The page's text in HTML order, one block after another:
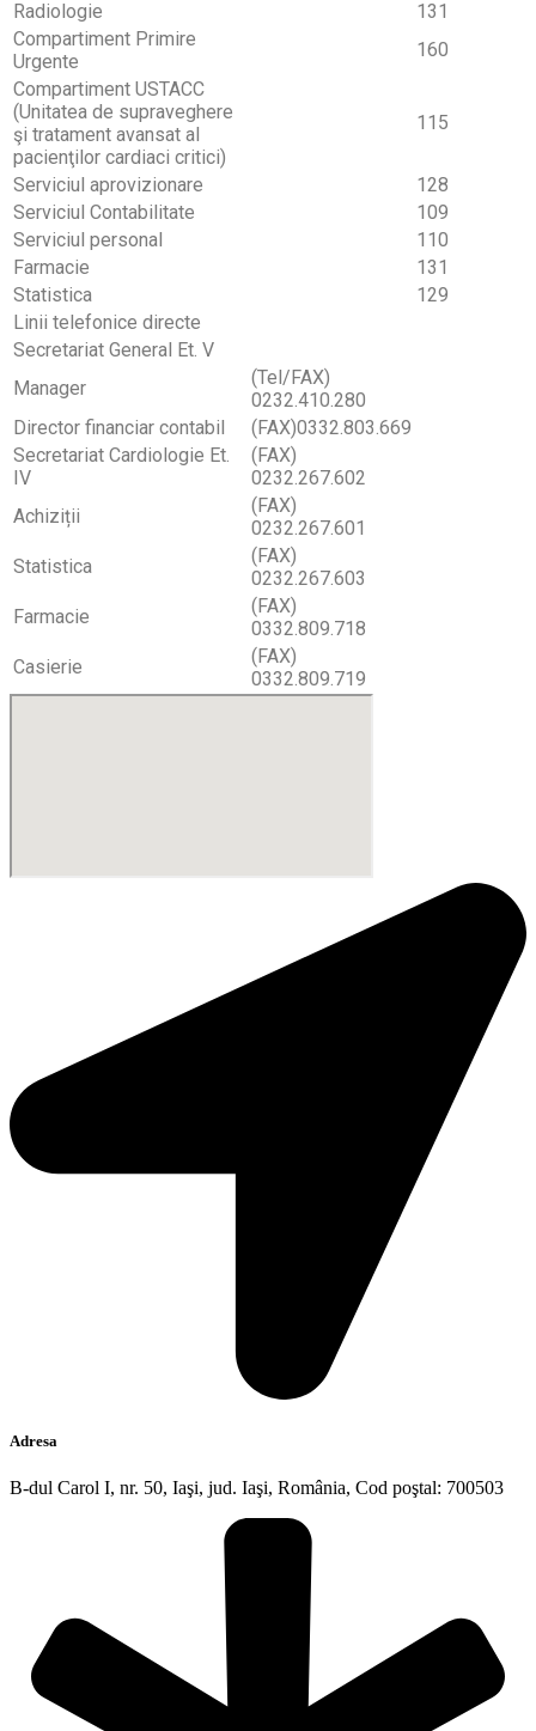
Radiologie
131
Compartiment Primire
Urgente
160
Compartiment USTACC
(Unitatea de supraveghere
şi tratament avansat al
pacienţilor cardiaci critici)
115
Serviciul aprovizionare
128
Serviciul Contabilitate
109
Serviciul personal
110
Farmacie
131
Statistica
129
Linii telefonice directe
Secretariat General Et. V
Manager
(Tel/FAX)
0232.410.280
Director financiar contabil
(FAX)0332.803.669
Secretariat Cardiologie Et.
IV
(FAX)
0232.267.602
Achiziții
(FAX)
0232.267.601
Statistica
(FAX)
0232.267.603
Farmacie
(FAX)
0332.809.718
Casierie
(FAX)
0332.809.719
Adresa
B-dul Carol I, nr. 50, Iaşi, jud. Iaşi, România, Cod poştal: 700503